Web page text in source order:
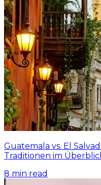
Guatemala vs. El
Traditionen im
8 min read